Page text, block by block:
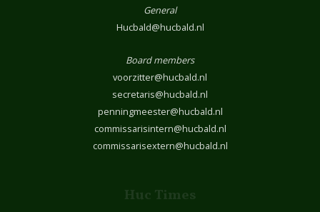
General
Hucbald@hucbald.nl
Board members
voorzitter@hucbald.nl
secretaris@hucbald.nl
penningmeester@hucbald.nl
commissarisintern@hucbald.nl
commissarisextern@hucbald.nl
Huc Times